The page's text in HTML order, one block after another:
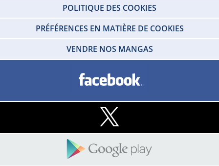
POLITIQUE DES COOKIES
PRÉFÉRENCES EN MATIÈRE DE COOKIES
VENDRE NOS MANGAS